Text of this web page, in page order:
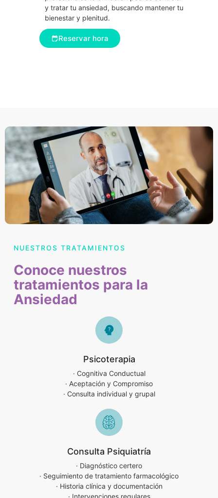
y tratar tu ansiedad, buscando mantener tu
bienestar y plenitud.
Reservar hora
NUESTROS TRATAMIENTOS
Conoce nuestros
tratamientos para la
Ansiedad
Psicoterapia
· Cognitiva Conductual
· Aceptación y Compromiso
· Consulta individual y grupal
Consulta Psiquiatría
· Diagnóstico certero
· Seguimiento de tratamiento farmacológico
· Historia clínica y documentación